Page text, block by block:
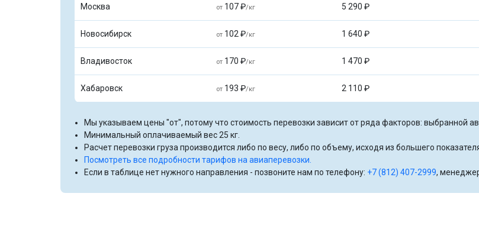
Москва от 107 ₽/кг 5 290 ₽
Новосибирск от 102 ₽/кг 1 640 ₽
Владивосток от 170 ₽/кг 1 470 ₽
Хабаровск от 193 ₽/кг 2 110 ₽
Мы указываем цены "от", потому что стоимость перевозки зависит от ряда факторов: выбранной
Минимальный оплачиваемый вес 25 кг.
Расчет перевозки груза производится либо по весу, либо по объему, исходя из большего
Посмотреть все подробности тарифов на авиаперевозки.
Если в таблице нет нужного направления - позвоните нам по телефону: +7 (812) 407-2999,